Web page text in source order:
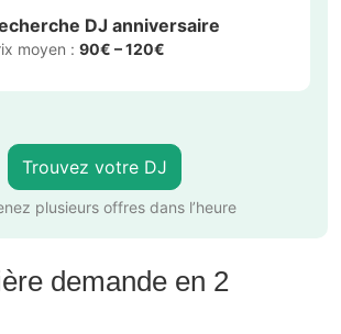
DJ anniversaire
moyen : 90€ – 120€
Trouvez votre DJ
plusieurs offres dans l’heure
demande en 2